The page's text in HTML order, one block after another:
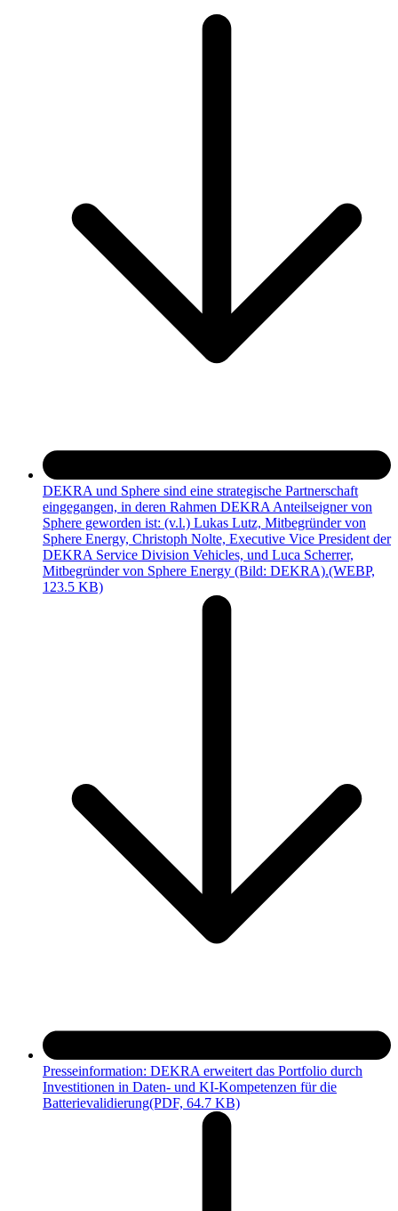
DEKRA und Sphere sind eine strategische Partnerschaft
eingegangen, in deren Rahmen DEKRA Anteilseigner von
Sphere geworden ist: (v.l.) Lukas Lutz, Mitbegründer von
Sphere Energy, Christoph Nolte, Executive Vice President der
DEKRA Service Division Vehicles, und Luca Scherrer,
Mitbegründer von Sphere Energy (Bild: DEKRA).(WEBP,
123.5 KB)
Presseinformation: DEKRA erweitert das Portfolio durch
Investitionen in Daten- und KI-Kompetenzen für die
Batterievalidierung(PDF, 64.7 KB)